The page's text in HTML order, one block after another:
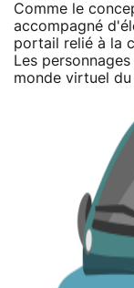
Comme le
accompagné
portail relié à la
Les
monde virtuel du